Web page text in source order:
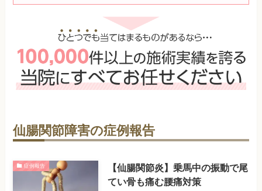
仙腸関節障害の症例報告
症例報告
【仙腸関節炎】乗馬中の振動で尾
てい骨も痛む腰痛対策